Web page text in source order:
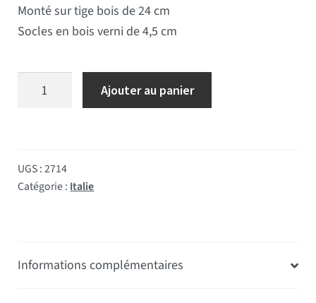
Monté sur tige bois de 24 cm
Socles en bois verni de 4,5 cm
quantité de Drapeau de table Italie socle bois
Ajouter au panier
UGS :2714
Catégorie : Italie
Informations complémentaires